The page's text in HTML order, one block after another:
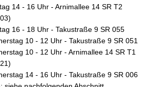
14 - 16 Uhr - Arnimallee 14 SR T2
16 - 18 Uhr - Takustraße 9 SR 055
10 - 12 Uhr - Takustraße 9 SR 051
10 - 12 Uhr - Arnimallee 14 SR T1
14 - 16 Uhr - Takustraße 9 SR 006